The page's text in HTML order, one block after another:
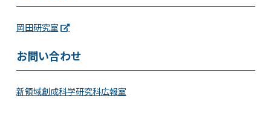
岡田研究室
お問い合わせ
新領域創成科学研究科広報室